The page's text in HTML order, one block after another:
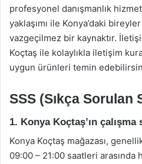
profesyonel danışmanlık
yaklaşımı ile Konya’daki
vazgeçilmez bir kaynaktır.
Koçtaş ile kolaylıkla iletişim
uygun ürünleri temin
SSS (Sıkça Sorulan
1. Konya Koçtaş’ın
Konya Koçtaş mağazası,
09:00 – 21:00 saatleri